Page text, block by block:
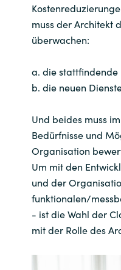
muss der Architekt
überwachen:
a. die stattfindende
b. die neuen
Und beides muss
Bedürfnisse und
Organisation
Um mit den
und der
funktionalen/
- ist die Wahl der
mit der Rolle des